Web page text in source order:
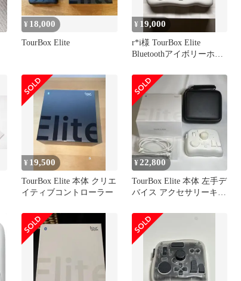
¥ 18,000
TourBox Elite
¥ 19,000
r*i様 TourBox Elite
Bluetoothアイボリーホワ
¥ 19,500
TourBox Elite 本体 クリエ
イティブコントローラー
¥22,800
TourBox Elite 本体 左手デ
バイス アクセサリーキッ